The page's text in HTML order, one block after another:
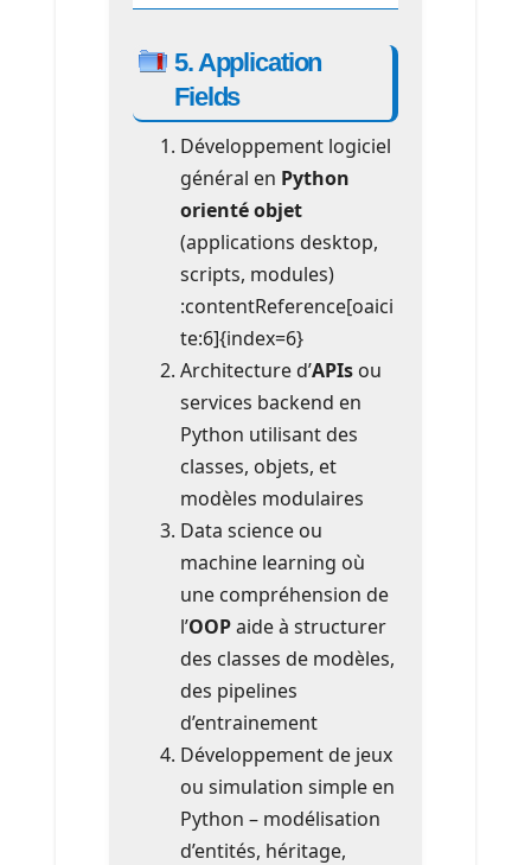
5. Application
Fields
Développement logiciel
général en Python
orienté objet
(applications desktop,
scripts, modules)
:contentReference[oaici
te:6]{index=6}
Architecture d’APIs ou
services backend en
Python utilisant des
classes, objets, et
modèles modulaires
Data science ou
machine learning où
une compréhension de
l’OOPaide à structurer
des classes de modèles,
des pipelines
d’entrainement
Développement de jeux
ou simulation simple en
Python – modélisation
d’entités, héritage,